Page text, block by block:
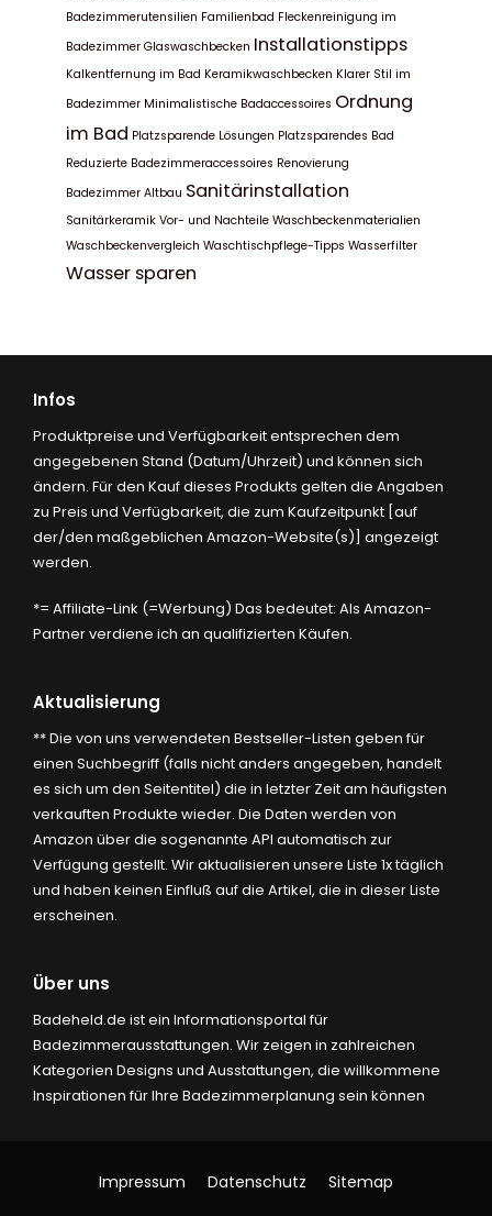
Badezimmerutensilien Familienbad Fleckenreinigung im
Badezimmer Glaswaschbecken Installationstipps
Kalkentfernung im Bad Keramikwaschbecken Klarer Stil im
Badezimmer Minimalistische Badaccessoires Ordnung
im Bad Platzsparende Lösungen Platzsparendes Bad
Reduzierte Badezimmeraccessoires Renovierung
Badezimmer Altbau Sanitärinstallation
Sanitärkeramik Vor- und Nachteile Waschbeckenmaterialien
Waschbeckenvergleich Waschtischpflege-Tipps Wasserfilter
Wasser sparen
Infos
Produktpreise und Verfügbarkeit entsprechen dem
angegebenen Stand (Datum/Uhrzeit) und können sich
ändern. Für den Kauf dieses Produkts gelten die Angaben
zu Preis und Verfügbarkeit, die zum Kaufzeitpunkt [auf
der/den maßgeblichen Amazon-Website(s)] angezeigt
werden.
*= Affiliate-Link (=Werbung) Das bedeutet: Als Amazon-
Partner verdiene ich an qualifizierten Käufen.
Aktualisierung
** Die von uns verwendeten Bestseller-Listen geben für
einen Suchbegriff (falls nicht anders angegeben, handelt
es sich um den Seitentitel) die in letzter Zeit am häufigsten
verkauften Produkte wieder. Die Daten werden von
Amazon über die sogenannte API automatisch zur
Verfügung gestellt. Wir aktualisieren unsere Liste 1x täglich
und haben keinen Einfluß auf die Artikel, die in dieser Liste
erscheinen.
Über uns
Badeheld.de ist ein Informationsportal für
Badezimmerausstattungen. Wir zeigen in zahlreichen
Kategorien Designs und Ausstattungen, die willkommene
Inspirationen für Ihre Badezimmerplanung sein können
Impressum Datenschutz
Sitemap